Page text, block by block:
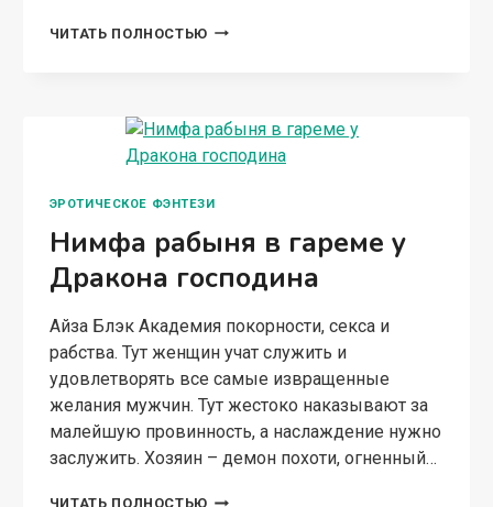
ЧИТАТЬ ПОЛНОСТЬЮ КОРОЛЕВА
ЭРОТИЧЕСКОЕ ФЭНТЕЗИ
Нимфа рабыня в гареме у
Дракона господина
Айза Блэк Академия покорности, секса и
рабства. Тут женщин учат служить и
удовлетворять все самые извращенные
желания мужчин. Тут жестоко наказывают за
малейшую провинность, а наслаждение нужно
заслужить. Хозяин – демон похоти, огненный…
ЧИТАТЬ ПОЛНОСТЬЮ НИМФА